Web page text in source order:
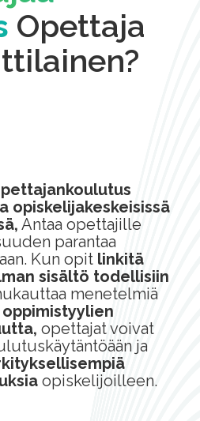
Opettaja
opiskelijakeskeisissä
Antaa opettajille
parantaa
Kun opit linkitä
sisältö todellisiin
menetelmiä
opettajat voivat
ja
opiskelijoilleen.